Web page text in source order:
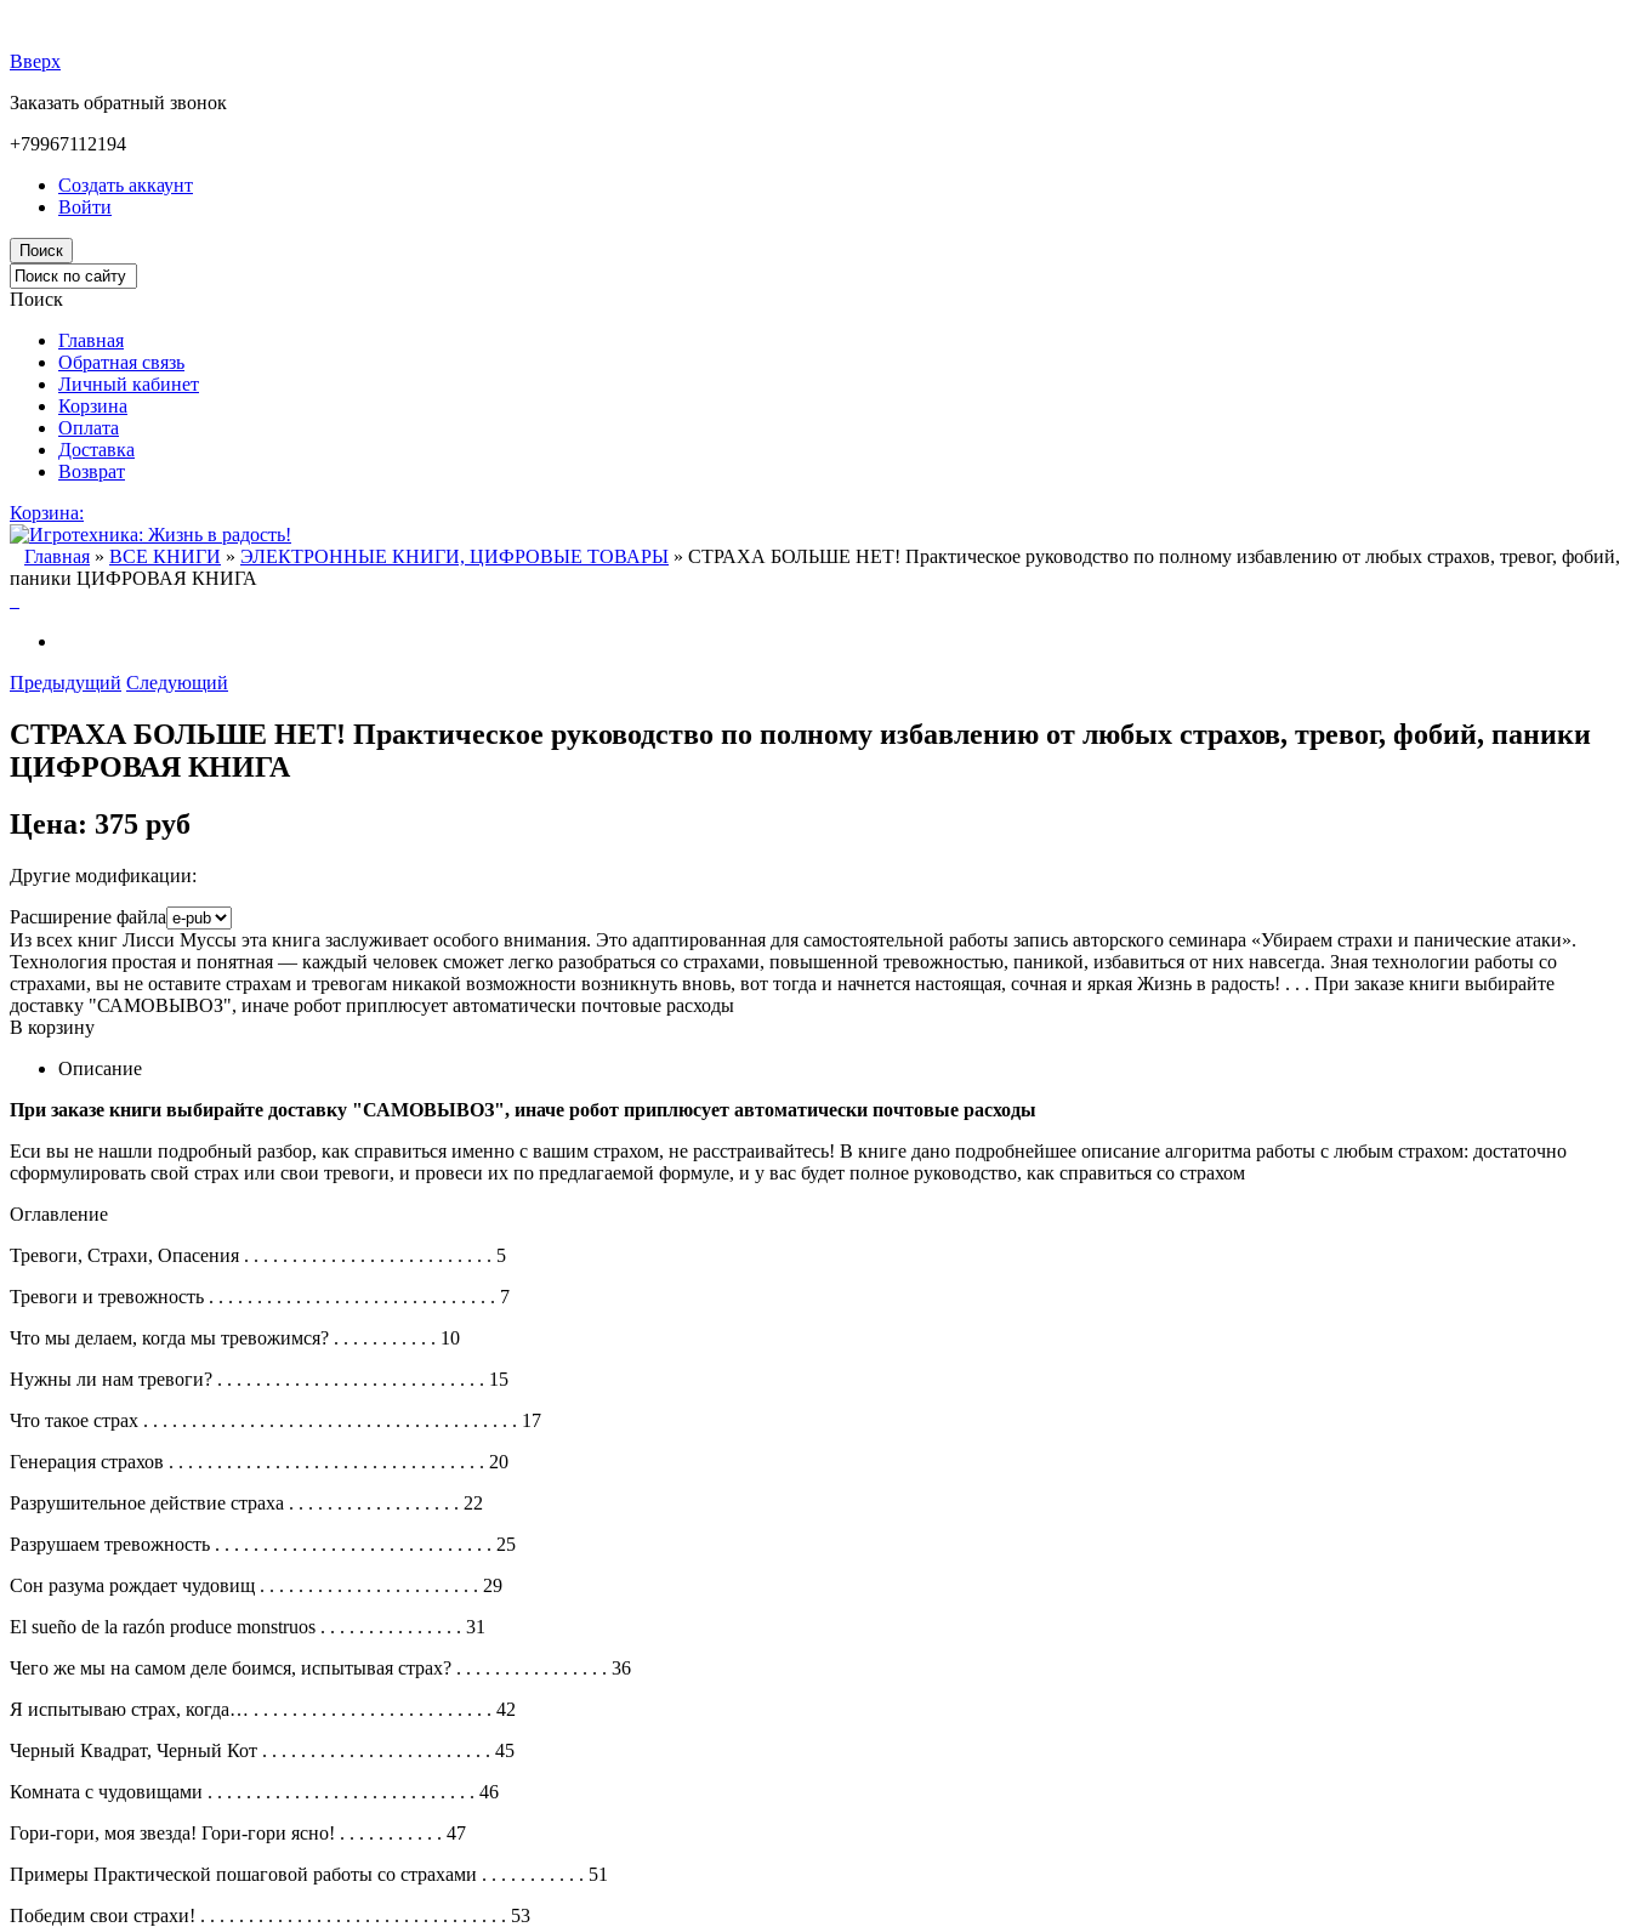
Вверх
Заказать обратный звонок
+79967112194
Создать аккаунт
Войти
Поиск
Поиск
Главная
Обратная связь
Личный кабинет
Корзина
Оплата
Доставка
Возврат
Корзина:
Главная » ВСЕ КНИГИ » ЭЛЕКТРОННЫЕ КНИГИ, ЦИФРОВЫЕ ТОВАРЫ » СТРАХА БОЛЬШЕ НЕТ! Практическое руководство по полному избавлению от любых страхов, тревог, фобий,
паники ЦИФРОВАЯ КНИГА
Предыдущий Следующий
СТРАХА БОЛЬШЕ НЕТ! Практическое руководство по полному избавлению от любых страхов, тревог, фобий, паники
ЦИФРОВАЯ КНИГА
Цена: 375 руб
Другие модификации:
Расширение файла
Из всех книг Лисси Муссы эта книга заслуживает особого внимания. Это адаптированная для самостоятельной работы запись авторского семинара «Убираем страхи и панические атаки».
Технология простая и понятная — каждый человек сможет легко разобраться со страхами, повышенной тревожностью, паникой, избавиться от них навсегда. Зная технологии работы со
страхами, вы не оставите страхам и тревогам никакой возможности возникнуть вновь, вот тогда и начнется настоящая, сочная и яркая Жизнь в радость! . . . При заказе книги выбирайте
доставку "САМОВЫВОЗ", иначе робот приплюсует автоматически почтовые расходы
В корзину
Описание
При заказе книги выбирайте доставку "САМОВЫВОЗ", иначе робот приплюсует автоматически почтовые расходы
Еси вы не нашли подробный разбор, как справиться именно с вашим страхом, не расстраивайтесь! В книге дано подробнейшее описание алгоритма работы с любым страхом: достаточно
сформулировать свой страх или свои тревоги, и провеси их по предлагаемой формуле, и у вас будет полное руководство, как справиться со страхом
Оглавление
Тревоги, Страхи, Опасения . . . . . . . . . . . . . . . . . . . . . . . . . . 5
Тревоги и тревожность . . . . . . . . . . . . . . . . . . . . . . . . . . . . . . 7
Что мы делаем, когда мы тревожимся? . . . . . . . . . . . 10
Нужны ли нам тревоги? . . . . . . . . . . . . . . . . . . . . . . . . . . . . 15
Что такое страх . . . . . . . . . . . . . . . . . . . . . . . . . . . . . . . . . . . . . . . 17
Генерация страхов . . . . . . . . . . . . . . . . . . . . . . . . . . . . . . . . . 20
Разрушительное действие страха . . . . . . . . . . . . . . . . . . 22
Разрушаем тревожность . . . . . . . . . . . . . . . . . . . . . . . . . . . . . 25
Сон разума рождает чудовищ . . . . . . . . . . . . . . . . . . . . . . . 29
El sueño de la razón produce monstruos . . . . . . . . . . . . . . . 31
Чего же мы на самом деле боимся, испытывая страх? . . . . . . . . . . . . . . . . 36
Я испытываю страх, когда… . . . . . . . . . . . . . . . . . . . . . . . . . 42
Черный Квадрат, Черный Кот . . . . . . . . . . . . . . . . . . . . . . . . 45
Комната с чудовищами . . . . . . . . . . . . . . . . . . . . . . . . . . . . 46
Гори-гори, моя звезда! Гори-гори ясно! . . . . . . . . . . . 47
Примеры Практической пошаговой работы со страхами . . . . . . . . . . . 51
Победим свои страхи! . . . . . . . . . . . . . . . . . . . . . . . . . . . . . . . . 53